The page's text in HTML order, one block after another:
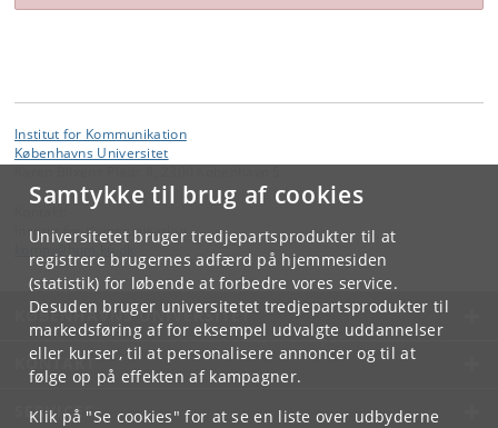
Samtykke til brug af cookies
Universitetet bruger tredjepartsprodukter til at
registrere brugernes adfærd på hjemmesiden
(statistik) for løbende at forbedre vores service.
Desuden bruger universitetet tredjepartsprodukter til
markedsføring af for eksempel udvalgte uddannelser
eller kurser, til at personalisere annoncer og til at
følge op på effekten af kampagner.
Klik på "Se cookies" for at se en liste over udbyderne
Institut for Kommunikation
Københavns Universitet
Institut for Kommunikation
KØBENHAVNS UNIVERSITET
KONTAKT
SERVICES